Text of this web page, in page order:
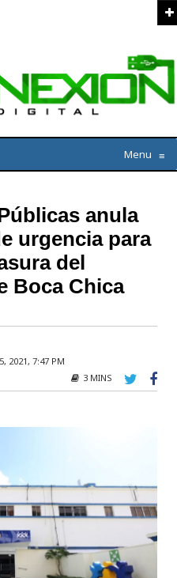
Menu ≡
anula
urgencia para
del
Boca Chica
2021, 7:47 PM
3 MINS